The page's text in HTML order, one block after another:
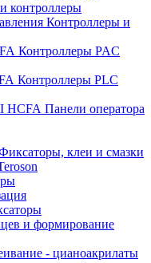
контроллеры
Контроллеры и
Контроллеры PAC
Контроллеры PLC
Панели оператора
клеи и смазки
и формирование
- цианоакрилаты